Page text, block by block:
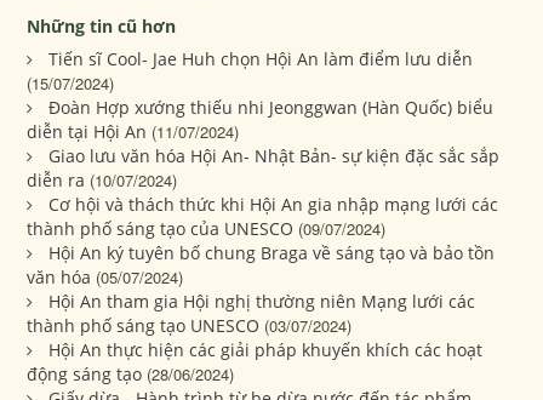
Những tin cũ hơn
Tiến sĩ Cool- Jae Huh chọn Hội An làm điểm lưu diễn
(15/07/2024)
Đoàn Hợp xướng thiếu nhi Jeonggwan (Hàn Quốc) biểu
diễn tại Hội An (11/07/2024)
Giao lưu văn hóa Hội An- Nhật Bản- sự kiện đặc sắc sắp
diễn ra (10/07/2024)
Cơ hội và thách thức khi Hội An gia nhập mạng lưới các
thành phố sáng tạo của UNESCO (09/07/2024)
Hội An ký tuyên bố chung Braga về sáng tạo và bảo tồn
văn hóa (05/07/2024)
Hội An tham gia Hội nghị thường niên Mạng lưới các
thành phố sáng tạo UNESCO (03/07/2024)
Hội An thực hiện các giải pháp khuyến khích các hoạt
động sáng tạo (28/06/2024)